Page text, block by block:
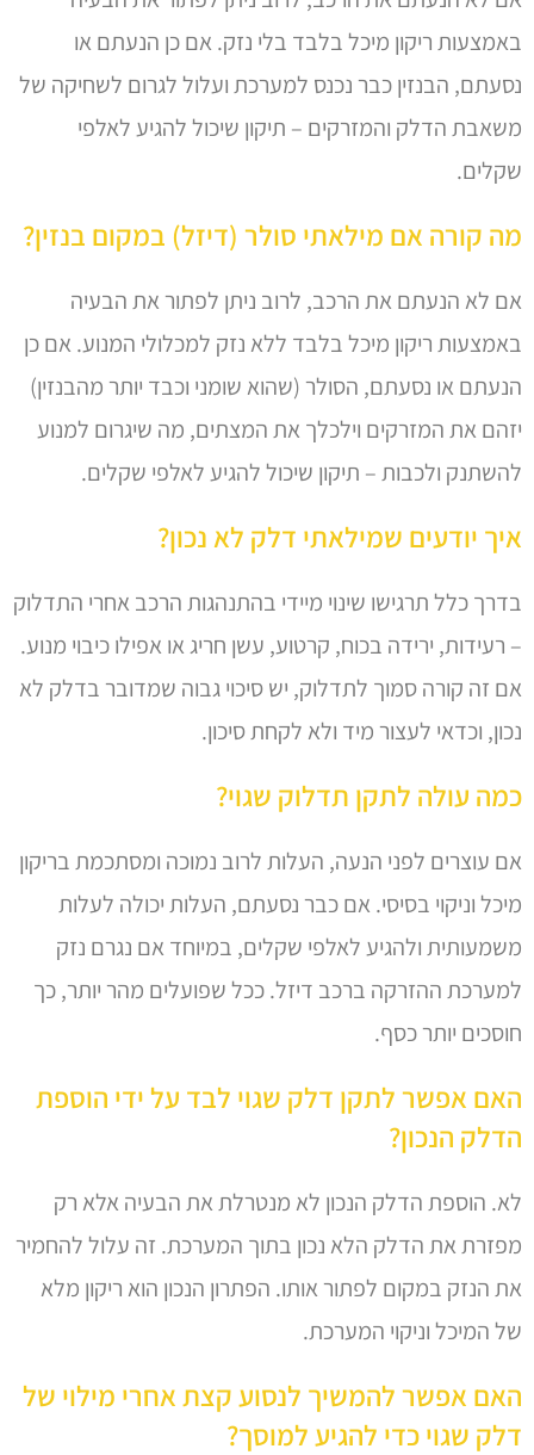
באמצעות ריקון מיכל בלבד בלי נזק. אם כן הנעתם או
נסעתם, הבנזין כבר נכנס למערכת ועלול לגרום לשחיקה של
משאבת הדלק והמזרקים – תיקון שיכול להגיע לאלפי
שקלים.
מה קורה אם מילאתי סולר (דיזל) במקום בנזין?
אם לא הנעתם את הרכב, לרוב ניתן לפתור את הבעיה
באמצעות ריקון מיכל בלבד ללא נזק למכלולי המנוע. אם כן
הנעתם או נסעתם, הסולר (שהוא שומני וכבד יותר מהבנזין)
יזהם את המזרקים וילכלך את המצתים, מה שיגרום למנוע
להשתנק ולכבות – תיקון שיכול להגיע לאלפי שקלים.
איך יודעים שמילאתי דלק לא נכון?
בדרך כלל תרגישו שינוי מיידי בהתנהגות הרכב אחרי התדלוק
– רעידות, ירידה בכוח, קרטוע, עשן חריג או אפילו כיבוי מנוע.
אם זה קורה סמוך לתדלוק, יש סיכוי גבוה שמדובר בדלק לא
נכון, וכדאי לעצור מיד ולא לקחת סיכון.
כמה עולה לתקן תדלוק שגוי?
אם עוצרים לפני הנעה, העלות לרוב נמוכה ומסתכמת בריקון
מיכל וניקוי בסיסי. אם כבר נסעתם, העלות יכולה לעלות
משמעותית ולהגיע לאלפי שקלים, במיוחד אם נגרם נזק
למערכת ההזרקה ברכב דיזל. ככל שפועלים מהר יותר, כך
חוסכים יותר כסף.
האם אפשר לתקן דלק שגוי לבד על ידי הוספת
הדלק הנכון?
לא. הוספת הדלק הנכון לא מנטרלת את הבעיה אלא רק
מפזרת את הדלק הלא נכון בתוך המערכת. זה עלול להחמיר
את הנזק במקום לפתור אותו. הפתרון הנכון הוא ריקון מלא
של המיכל וניקוי המערכת.
האם אפשר להמשיך לנסוע קצת אחרי מילוי של
דלק שגוי כדי להגיע למוסך?